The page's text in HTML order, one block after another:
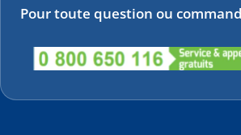
Pour toute question ou